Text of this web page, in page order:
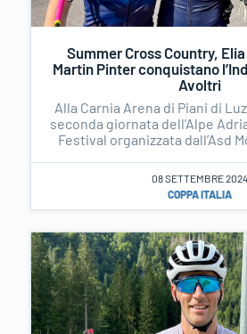
Summer Cross Country,
Martin Pinter conquistano
Avoltri
Alla Carnia Arena di Piani di
seconda giornata dell’Alpe
Festival organizzata dall’Asd
08 SETTEMBRE 2024
COPPA ITALIA